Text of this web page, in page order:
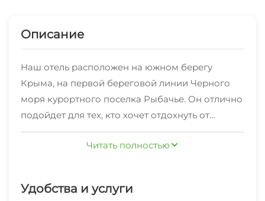
Описание
Наш отель расположен на южном берегу
Крыма, на первой береговой линии Черного
моря курортного поселка Рыбачье. Он отлично
подойдет для тех, кто хочет отдохнуть от
городской суеты в тихом, уютном местечке.
Здесь за умеренную цену Вы получите высокое
К услугам гостей оздоровительный центр с
Читать полностью
Удобства и услуги